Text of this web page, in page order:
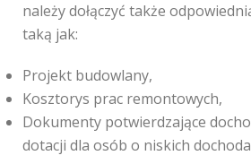
należy dołączyć także
taką jak:
Projekt budowlany,
Kosztorys prac remontowych,
Dokumenty potwierdzające
dotacji dla osób o niskich